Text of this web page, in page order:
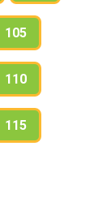
105
110
115